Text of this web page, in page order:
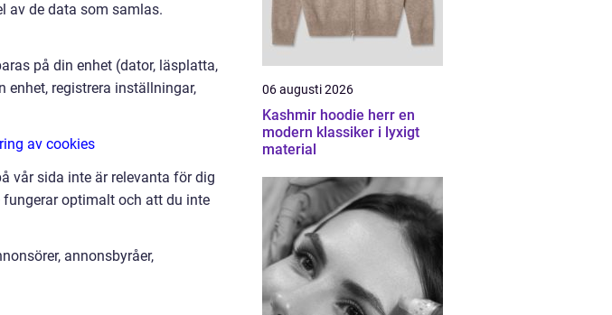
av de data som samlas.
på din enhet (dator, läsplatta,
enhet, registrera inställningar,
av cookies
vår sida inte är relevanta för dig
optimalt och att du inte
annonsbyråer,
06 augusti 2026
Kashmir hoodie herr en
modern klassiker i lyxigt
material